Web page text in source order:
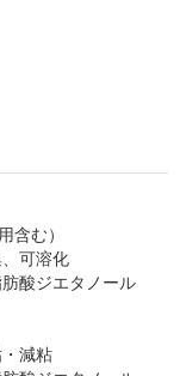
含む）
可溶化
酸ジエタノール
減粘